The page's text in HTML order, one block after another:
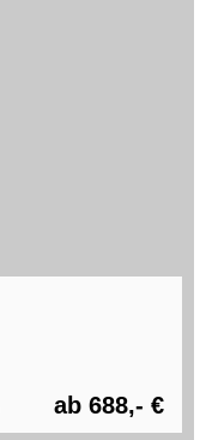
ab 688,- €